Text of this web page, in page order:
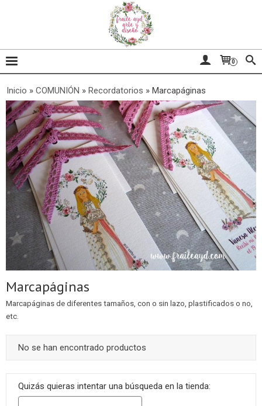
0
Inicio » COMUNIÓN » Recordatorios » Marcapáginas
Marcapáginas
Marcapáginas de diferentes tamaños, con o sin lazo, plastificados o no,
etc.
No se han encontrado productos
Quizás quieras intentar una búsqueda en la tienda: